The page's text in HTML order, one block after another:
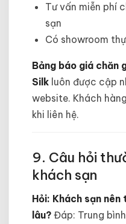
Tư vấn miễn phí
sạn
Có showroom
Bảng báo giá chăn
Silk luôn được cập
website. Khách
khi liên hệ.
9. Câu hỏi
khách sạn
Hỏi: Khách sạn
lâu? Đáp: Trung